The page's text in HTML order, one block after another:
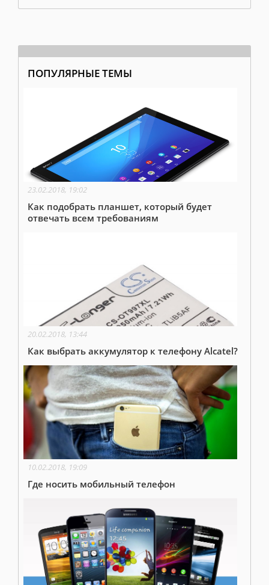
ПОПУЛЯРНЫЕ ТЕМЫ
23.02.2018, 19:02
Как подобрать планшет, который будет
отвечать всем требованиям
20.02.2018, 13:44
Как выбрать аккумулятор к телефону Alcatel?
10.02.2018, 19:09
Где носить мобильный телефон